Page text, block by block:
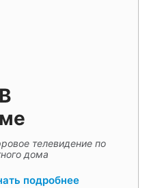
телевидение по
дома
подробнее